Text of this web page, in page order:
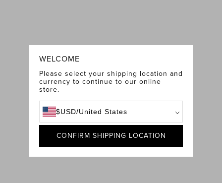
WELCOME
Please select your shipping location and
currency to continue to our online
store.
$USD/United States
CONFIRM SHIPPING LOCATION